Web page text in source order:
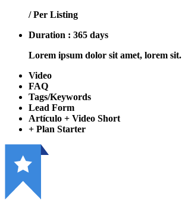
/ Per Listing
Duration : 365 days
Lorem ipsum dolor sit amet, lorem sit.
Video
FAQ
Tags/Keywords
Lead Form
Artículo + Video Short
+ Plan Starter